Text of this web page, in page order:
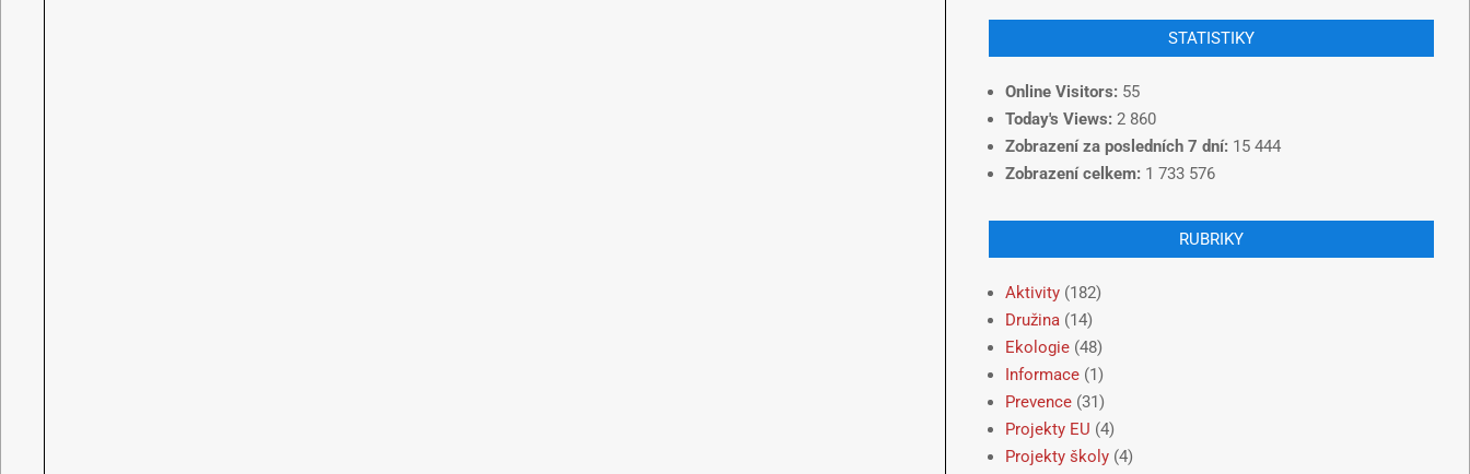
STATISTIKY
Online Visitors: 55
Today's Views: 2 860
Zobrazení za posledních 7 dní: 15 444
Zobrazení celkem: 1 733 576
RUBRIKY
Aktivity(182)
Družina(14)
Ekologie(48)
Informace(1)
Prevence(31)
Projekty EU (4)
Projekty školy(4)